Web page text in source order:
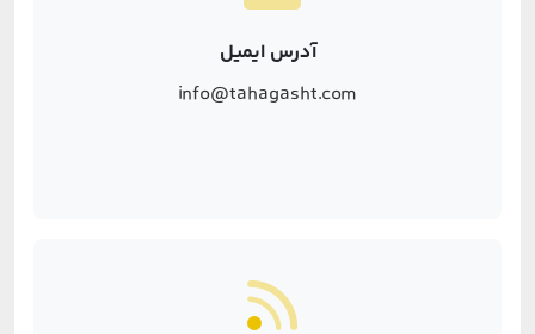
آدرس ایمیل
info@tahagasht.com